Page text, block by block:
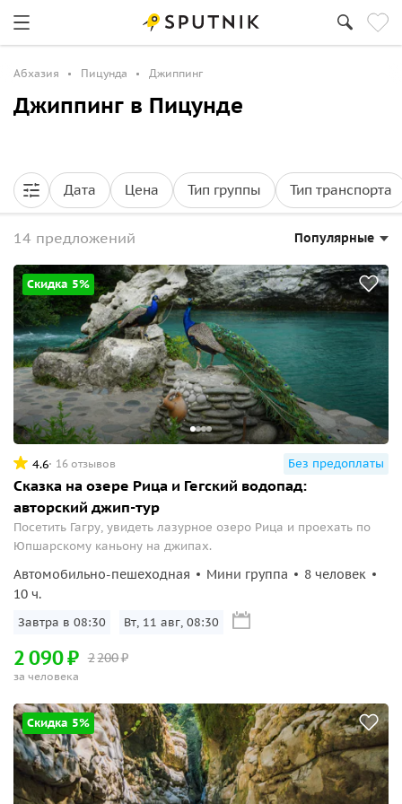
Абхазия Пицунда Джиппинг
Джиппинг в Пицунде
Дата Цена Тип группы Тип транспорта
14 предложений Популярные
Скидка 5%
4.6 16 отзывов Без предоплаты
Сказка на озере Рица и Гегский водопад:
авторский джип-тур
Посетить Гагру, увидеть лазурное озеро Рица и проехать по
Юпшарскому каньону на джипах.
Автомобильно-пешеходная Мини группа
8 человек
10 ч.
Завтра в 08:30 Вт, 11 авг, 08:30
2200₽
2090₽
за человека
Скидка 5%